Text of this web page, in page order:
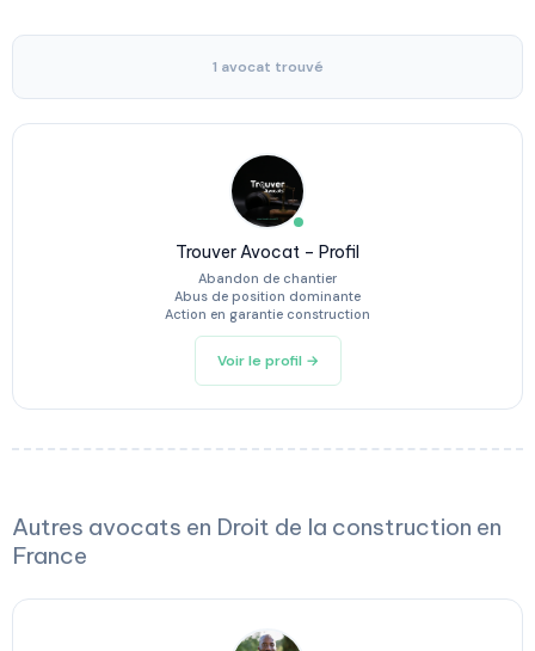
1 avocat trouvé
Trouver Avocat – Profil
Abandon de chantier
Abus de position dominante
Action en garantie construction
Voir le profil →
Autres avocats en Droit de la construction en
France